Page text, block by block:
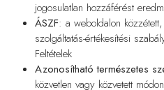
jogosulatlan hozzáférést
ÁSZF: a weboldalon
szolgáltatás-értékesítési
Feltételek
Azonosítható természetes
közvetlen vagy közvetett